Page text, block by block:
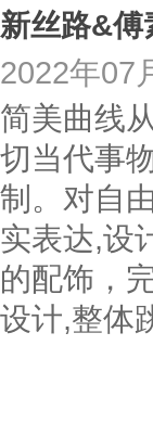
2022年07
简美曲线
切当代事
制。对自
实表达,设
的配饰，
设计,整体